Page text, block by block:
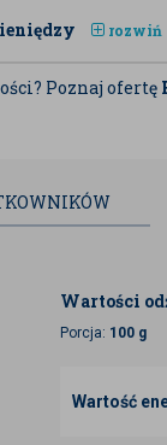
rozwiń
Poznaj ofertę
Wartości
Porcja: 100 g
Wartość